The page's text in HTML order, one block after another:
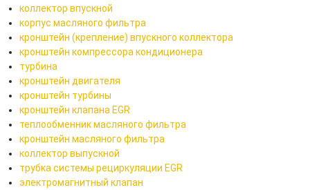
коллектор впускной
корпус масляного фильтра
кронштейн (крепление) впускного коллектора
кронштейн компрессора кондиционера
турбина
кронштейн двигателя
кронштейн турбины
кронштейн клапана EGR
теплообменник масляного фильтра
кронштейн масляного фильтра
коллектор выпускной
трубка системы рециркуляции EGR
электромагнитный клапан